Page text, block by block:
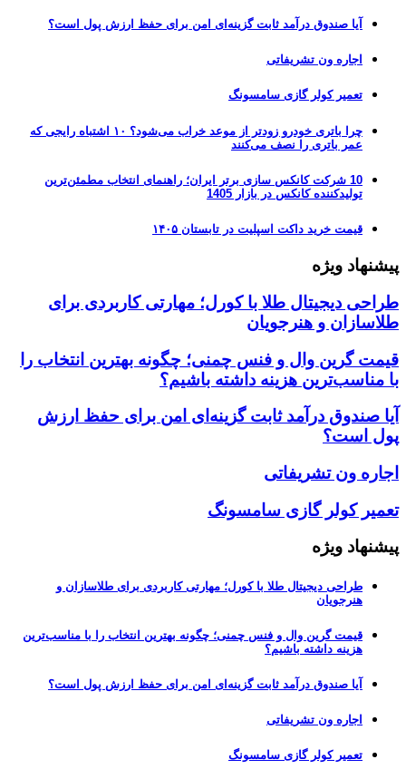
آیا صندوق درآمد ثابت گزینه‌ای امن برای حفظ ارزش پول است؟
اجاره ون تشریفاتی
تعمیر کولر گازی سامسونگ
چرا باتری خودرو زودتر از موعد خراب می‌شود؟ ۱۰ اشتباه رایجی که
عمر باتری را نصف می‌کنند
10 شرکت کانکس سازی برتر ایران؛ راهنمای انتخاب مطمئن‌ترین
تولیدکننده کانکس در بازار 1405
قیمت خرید داکت اسپلیت در تابستان ۱۴۰۵
پیشنهاد ویژه
طراحی دیجیتال طلا با کورل؛ مهارتی کاربردی برای
طلاسازان و هنرجویان
قیمت گرین وال و فنس چمنی؛ چگونه بهترین انتخاب را
با مناسب‌ترین هزینه داشته باشیم؟
آیا صندوق درآمد ثابت گزینه‌ای امن برای حفظ ارزش
پول است؟
اجاره ون تشریفاتی
تعمیر کولر گازی سامسونگ
پیشنهاد ویژه
طراحی دیجیتال طلا با کورل؛ مهارتی کاربردی برای طلاسازان و
هنرجویان
قیمت گرین وال و فنس چمنی؛ چگونه بهترین انتخاب را با مناسب‌ترین
هزینه داشته باشیم؟
آیا صندوق درآمد ثابت گزینه‌ای امن برای حفظ ارزش پول است؟
اجاره ون تشریفاتی
تعمیر کولر گازی سامسونگ